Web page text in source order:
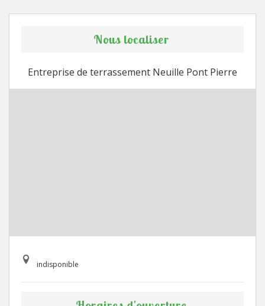
Nous localiser
Entreprise de terrassement Neuille Pont Pierre
indisponible